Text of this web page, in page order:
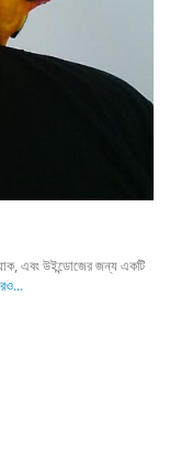
এবং উইন্ডোজের জন্য একটি